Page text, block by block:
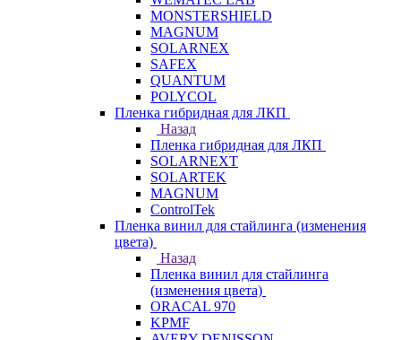
MONSTERSHIELD
MAGNUM
SOLARNEX
SAFEX
QUANTUM
POLYCOL
Пленка гибридная для ЛКП
Назад
Пленка гибридная для ЛКП
SOLARNEXT
SOLARTEK
MAGNUM
ControlTek
Пленка винил для стайлинга (изменения
цвета)
Назад
Пленка винил для стайлинга
(изменения цвета)
ORACAL 970
KPMF